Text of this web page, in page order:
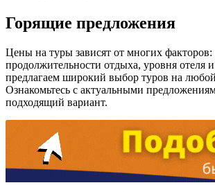
Горящие предложения
Цены на туры зависят от многих факторов:
продолжительности отдыха, уровня отеля
предлагаем широкий выбор туров на
Ознакомьтесь с актуальными
подходящий вариант.